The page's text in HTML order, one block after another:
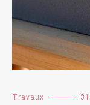
Travaux